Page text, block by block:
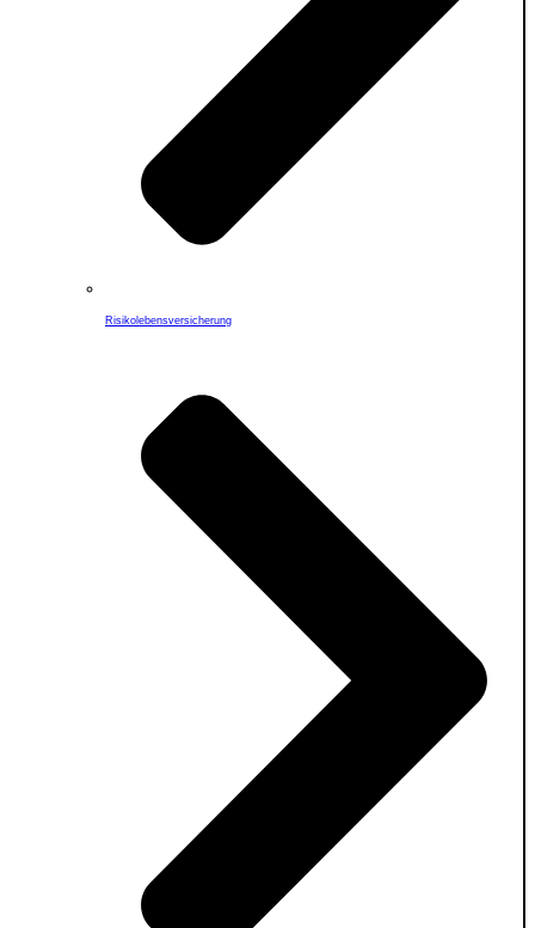
Risikolebensversicherung